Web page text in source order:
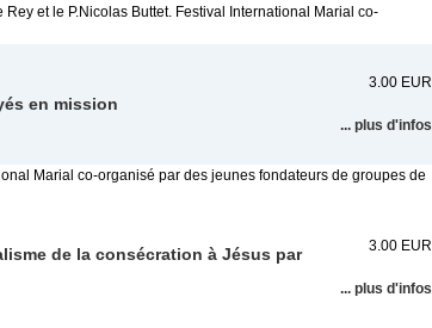
et le P.Nicolas Buttet. Festival International Marial co-
en mission
3.00 EUR
... plus d'infos
Marial co-organisé par des jeunes fondateurs de groupes de
de la consécration à Jésus par
3.00 EUR
... plus d'infos